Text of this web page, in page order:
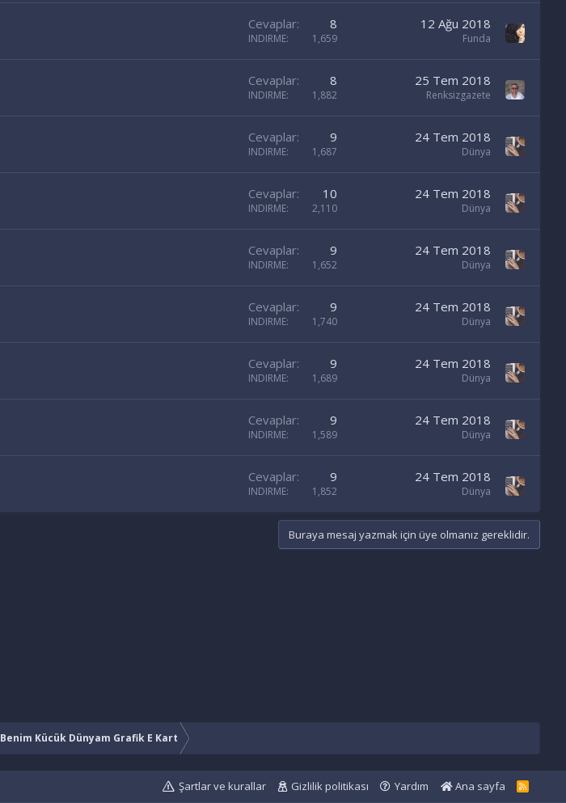
Cevaplar 8
INDIRME 1,659
12 Ağu 2018
Funda
Cevaplar 8
INDIRME 1,882
25 Tem 2018
Renksizgazete
Cevaplar 9
INDIRME 1,687
24 Tem 2018
Dünya
Cevaplar 10
INDIRME 2,110
24 Tem 2018
Dünya
Cevaplar 9
INDIRME 1,652
24 Tem 2018
Dünya
Cevaplar 9
INDIRME 1,740
24 Tem 2018
Dünya
Cevaplar 9
INDIRME 1,689
24 Tem 2018
Dünya
Cevaplar 9
INDIRME 1,589
24 Tem 2018
Dünya
Cevaplar 9
INDIRME 1,852
24 Tem 2018
Dünya
Buraya mesaj yazmak için üye olmanız gereklidir.
Benim Kücük Dünyam Grafik E Kart
Şartlar ve kurallar Gizlilik politikası Yardım Ana sayfa
R